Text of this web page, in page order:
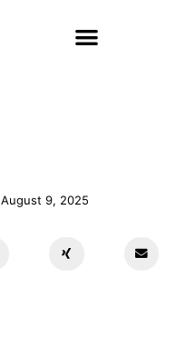
August 9, 2025